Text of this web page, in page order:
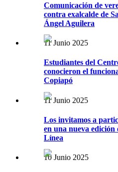
Comunicación de
contra exalcalde de
Ángel Aguilera
11 Junio 2025
Estudiantes del
conocieron el
Copiapó
11 Junio 2025
Los invitamos a
en una nueva edición
Línea
10 Junio 2025